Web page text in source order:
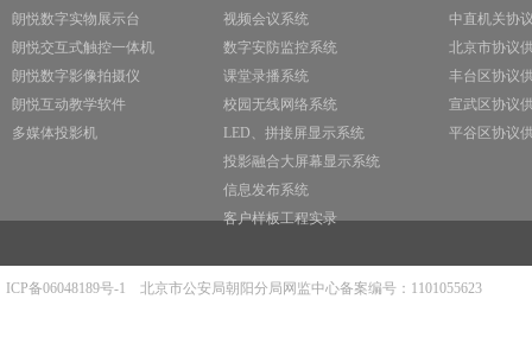
朗悦数字实物展示台
朗悦交互式触控一体机
朗悦数字影像拍摄仪
朗悦互动教学软件
多媒体投影机
视频会议系统
数字安防监控系统
课堂录播系统
校园无线网络系统
LED、拼接屏显示系统
投影融合大屏幕显示系统
信息发布系统
客户样板工程实录
中直机关协
北京市协议
丰台区协议
宣武区协议
平谷区协议
ICP备06048189号-1 北京市公安局朝阳分局网监中心备案编号：1101055623